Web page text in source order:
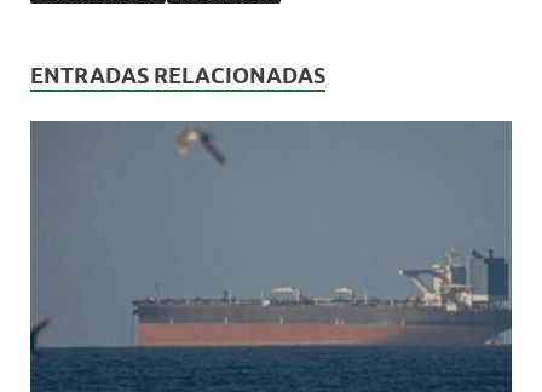
ENTRADAS RELACIONADAS